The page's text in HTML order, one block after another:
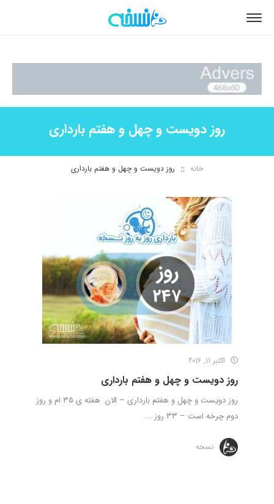
روز دویست و چهل و هفتم بارداری
خانه روز دویست و چهل و هفتم بارداری
اکتبر 11, 2016
روز دویست و چهل و هفتم بارداری
روز دویست و چهل و هفتم بارداری – الان هفته ی 35 ام و روز
دوم چرخه است – 33 روز ...
نسخه